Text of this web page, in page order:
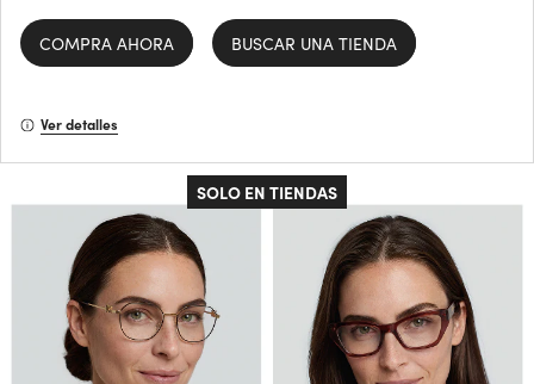
COMPRA AHORA BUSCAR UNA TIENDA
Ver detalles
SOLO EN TIENDAS